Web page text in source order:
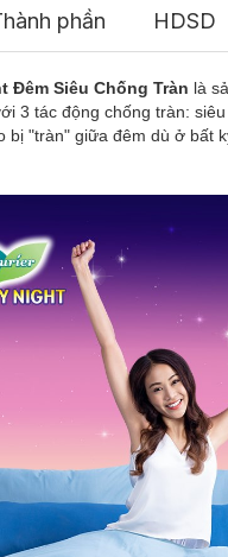
phần HDSD
Đêm Siêu Chống Tràn là
3 tác động chống tràn:
bị "tràn" giữa đêm dù ở bất